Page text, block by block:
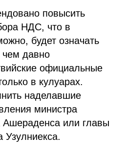
повысить
НДС, что в
будет означать
чем давно
официальные
в кулуарах.
наделавшие
министра
или главы
Узулниекса.